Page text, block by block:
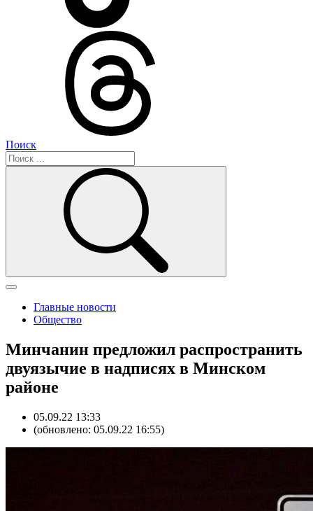
Поиск
Главные новости
Общество
Минчанин предложил распространить
двуязычие в надписях в Минском
районе
05.09.22 13:33
(обновлено: 05.09.22 16:55)